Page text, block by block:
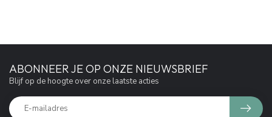
ABONNEER JE OP ONZE NIEUWSBRIEF
Blijf op de hoogte over onze laatste acties